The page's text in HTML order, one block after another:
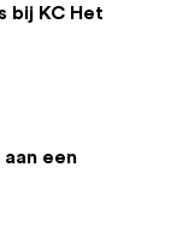
bij KC Het
een